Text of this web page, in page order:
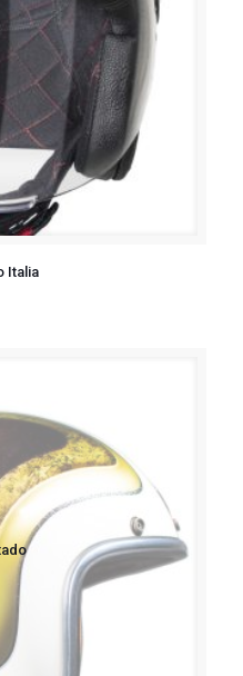
Italia